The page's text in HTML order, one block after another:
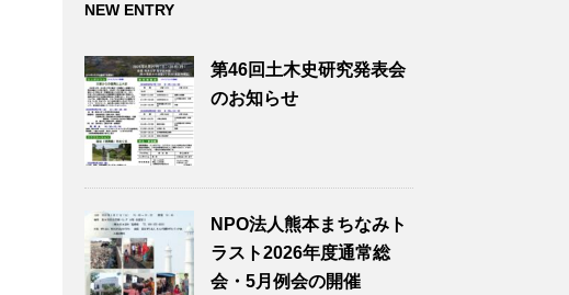
NEW ENTRY
第46回土木史研究発表会
のお知らせ
NPO法人熊本まちなみト
ラスト2026年度通常総
会・5月例会の開催